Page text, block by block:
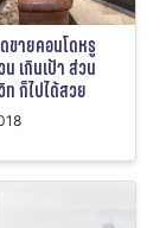
ขายคอนโดหรู
เกินเป้า ส่วน
ก็ไปได้สวย